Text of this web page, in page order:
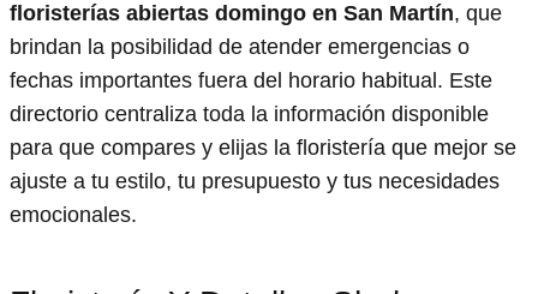
floristerías abiertas domingo en San Martín, que
brindan la posibilidad de atender emergencias o
fechas importantes fuera del horario habitual. Este
directorio centraliza toda la información disponible
para que compares y elijas la floristería que mejor se
ajuste a tu estilo, tu presupuesto y tus necesidades
emocionales.